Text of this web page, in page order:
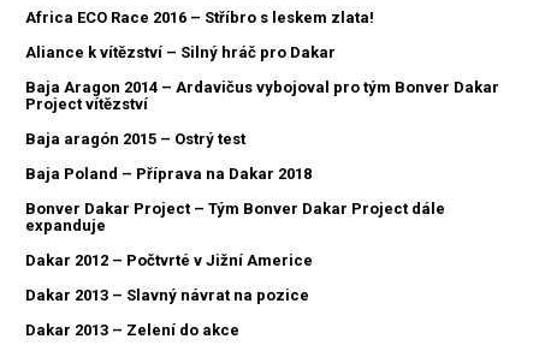
Africa ECO Race 2016 – Stříbro s leskem zlata!
Aliance k vítězství – Silný hráč pro Dakar
Baja Aragon 2014 – Ardavičus vybojoval pro tým Bonver Dakar
Project vítězství
Baja aragón 2015 – Ostrý test
Baja Poland – Příprava na Dakar 2018
Bonver Dakar Project – Tým Bonver Dakar Project dále
expanduje
Dakar 2012 – Počtvrté v Jižní Americe
Dakar 2013 – Slavný návrat na pozice
Dakar 2013 – Zelení do akce